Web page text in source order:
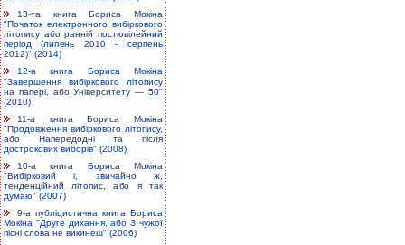
13-та книга Бориса Мокіна
"Початок електронного вибіркового
літопису або ранній постювілейний
період (липень 2010 - серпень
2012)" (2014)
12-а книга Бориса Мокіна
"Завершення вибіркового літопису
на папері, або Університету — 50"
(2010)
11-а книга Бориса Мокіна
"Продовження вибіркового літопису,
або Напередодні та після
дострокових виборів" (2008)
10-а книга Бориса Мокіна
"Вибірковий і, звичайно ж,
тенденційний літопис, або я так
думаю" (2007)
9-а публіцистична книга Бориса
Мокіна "Друге дихання, або З чужої
пісні слова не викинеш" (2006)